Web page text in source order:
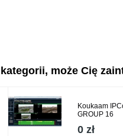
może Cię
Koukaam
GROUP 16
0 zł